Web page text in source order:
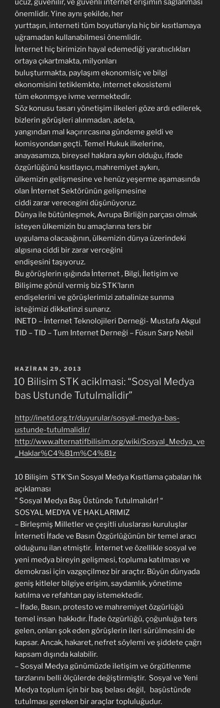
önemlidir. Yine aynı şekilde, her
yurttaşın, interneti tüm boyutlarıyla hiç bir kısıtlamaya
uğramadan kullanabilmesi önemlidir.
İnternet hiç birimizin hayal edemediği yaratııclıkları
ortaya çıkartmakta, milyonları
buluşturmakta, paylaşım ekonomisiç ve bilgi
ekonomisini tetiklemkte, internet ekosistemi
tüm ekonmşye ivme vermektedir.
Söz konusu tasarı yönetişim ilkeleri göze ardı edilerek,
bizlerin görüşleri alınmadan, adeta,
yangından mal kaçırırcasına gündeme geldi ve
komisyondan geçti. Temel Hukuk ilkelerine,
anayasamıza, bireysel haklara aykırı olduğu, ifade
özgürlüğünü kısıtlayıcı, mahremiyet aykırı,
ülkemizin gelişmesine ve henüz yeşerme aşamasında
olan İnternet Sektörünün gelişmesine
ciddi zarar verecegini düşünüyoruz.
Dünya ile bütünleşmek, Avrupa Birliğin parçası olmak
isteyen ülkemizin bu amaçlarına ters bir
uygulama olacaağının, ülkemizin dünya üzerindeki
algısına ciddi bir zarar verceğini
endişesini taşıyoruz.
Bu görüşlerin ışığında İnternet , Bilgi, İletişim ve
Bilişime gönül vermiş biz STK’ların
endişelerini ve görüşlerimizi zatıalinize sunma
isteğimizi dikkatinzi sunarız.
INETD – İnternet Teknolojileri Derneği- Mustafa Akgul
TID – TID – Tum Internet Derneği – Füsun Sarp Nebil
YAYIM
TARIHI
HAZIRAN 29, 2013
10 Bilisim STK aciklmasi: “Sosyal Medya
bas Ustunde Tutulmalidir”
http://inetd.org.tr/duyurular/sosyal-medya-bas-
ustunde-tutulmalidir/
http://www.alternatifbilisim.org/wiki/Sosyal_Medya_ve
_Haklar%C4%B1m%C4%B1z
10 Bilişim STK’Sın Sosyal Medya Kısıtlama çabaları hk
açıklaması
” Sosyal Medya Baş Üstünde Tutulmalıdır! “
SOSYAL MEDYA VE HAKLARIMIZ
– Birleşmiş Milletler ve çeşitli uluslarası kuruluşlar
İnterneti İfade ve Basın Özgürlüğünün bir temel aracı
olduğunu ilan etmiştir. İnternet ve özellikle sosyal ve
yeni medya bireyin gelişmesi, topluma katılması ve
demokrasi için vazgeçilmez bir araçtır. Büyün dünyada
geniş kitleler bilgiye erişim, saydamlık, yönetime
katılma ve refahtan pay istemektedir.
– İfade, Basın, protesto ve mahremiyet özgürlüğü
temel insan hakkıdır. İfade özgürlüğü, çoğunluğa ters
gelen, onları şok eden görüşlerin ileri sürülmesini de
kapsar. Ancak, hakaret, nefret söylemi ve şiddete çağrı
kapsam dışında kalabilir.
– Sosyal Medya günümüzde iletişim ve örgütlenme
tarzlarını belli ölçülerde değiştirmiştir. Sosyal ve Yeni
Medya toplum için bir baş belası değil, başüstünde
tutulması gereken bir araçlar topluluğudur.